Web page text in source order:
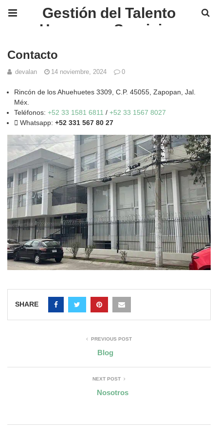
Gestión del Talento
Humano y Servicios
Contacto
devalan 14 noviembre, 2024 0
Rincón de los Ahuehuetes 3309, C.P. 45055, Zapopan, Jal.
Méx.
Teléfonos: +52 33 1581 6811 / +52 33 1567 8027
Whatsapp: +52 331 567 80 27
SHARE
PREVIOUS POST
Blog
NEXT POST
Nosotros